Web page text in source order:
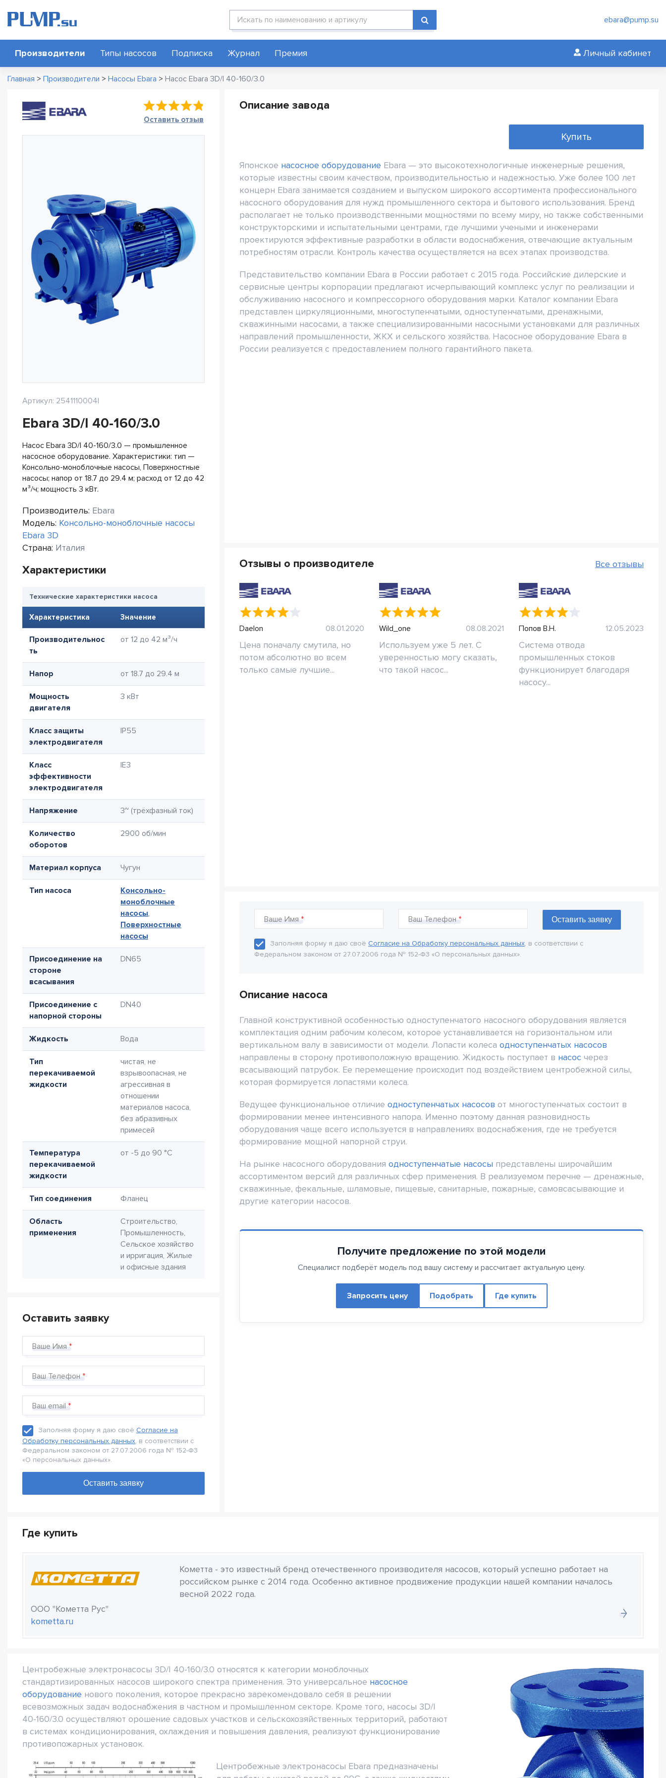
Поиск по каталогу ebara@pump.su
Производители Типы насосов Подписка Журнал Премия Личный кабинет
Главная > Производители > Насосы Ebara > Насос Ebara 3D/I 40-160/3.0
Оставить отзыв
Артикул: 2541110004I
Ebara 3D/I 40-160/3.0
Насос Ebara 3D/I 40-160/3.0 — промышленное
насосное оборудование. Характеристики: тип —
Консольно-моноблочные насосы, Поверхностные
насосы; напор от 18.7 до 29.4 м; расход от 12 до 42
м³/ч; мощность 3 кВт.
Производитель: Ebara
Модель: Консольно-моноблочные насосы
Ebara 3D
Страна: Италия
Характеристики
Технические характеристики насоса
Характеристика Значение
Производительнос
ть
от 12 до 42 м³/ч
Напор от 18.7 до 29.4 м
Мощность
двигателя
3 кВт
Класс защиты
электродвигателя
IP55
Класс
эффективности
электродвигателя
IE3
Напряжение 3~ (трёхфазный ток)
Количество
оборотов
2900 об/мин
Материал корпуса Чугун
Тип насоса
Консольно-
моноблочные
насосы,
Поверхностные
насосы
Присоединение на
стороне
всасывания
DN65
Присоединение с
напорной стороны
DN40
Жидкость Вода
Тип
перекачиваемой
жидкости
чистая, не
взрывоопасная, не
агрессивная в
отношении
материалов насоса,
без абразивных
примесей
Температура
перекачиваемой
жидкости
от -5 до 90 °C
Тип соединения Фланец
Область
применения
Строительство,
Промышленность,
Сельское хозяйство
и ирригация, Жилые
и офисные здания
Оставить заявку
Ваше Имя
Ваш Телефон
Ваш email
Заполняя форму я даю своё Согласие на
Обработку персональных данных, в соответствии с
Федеральном законом от 27.07.2006 года № 152-Ф3
«О персональных данных».
Описание завода
Купить
Японское насосное оборудование Ebara — это высокотехнологичные инженерные решения,
которые известны своим качеством, производительностью и надежностью. Уже более 100 лет
концерн Ebara занимается созданием и выпуском широкого ассортимента профессионального
насосного оборудования для нужд промышленного сектора и бытового использования. Бренд
располагает не только производственными мощностями по всему миру, но также собственными
конструкторскими и испытательными центрами, где лучшими учеными и инженерами
проектируются эффективные разработки в области водоснабжения, отвечающие актуальным
потребностям отрасли. Контроль качества осуществляется на всех этапах производства.
Представительство компании Ebara в России работает с 2015 года. Российские дилерские и
сервисные центры корпорации предлагают исчерпывающий комплекс услуг по реализации и
обслуживанию насосного и компрессорного оборудования марки. Каталог компании Ebara
представлен циркуляционными, многоступенчатыми, одноступенчатыми, дренажными,
скважинными насосами, а также специализированными насосными установками для различных
направлений промышленности, ЖКХ и сельского хозяйства. Насосное оборудование Ebara в
России реализуется с предоставлением полного гарантийного пакета.
Отзывы о производителе Все отзывы
Daelon 08.01.2020
Цена поначалу смутила, но
потом абсолютно во всем
только самые лучшие...
Wild_one 08.08.2021
Используем уже 5 лет. С
уверенностью могу сказать,
что такой насос...
Попов В.Н. 12.05.2023
Система отвода
промышленных стоков
функционирует благодаря
насосу...
Ваше Имя Ваш Телефон
Заполняя форму я даю своё Согласие на Обработку персональных данных, в соответствии с
Федеральном законом от 27.07.2006 года № 152-Ф3 «О персональных данных».
Описание насоса
Главной конструктивной особенностью одноступенчатого насосного оборудования является
комплектация одним рабочим колесом, которое устанавливается на горизонтальном или
вертикальном валу в зависимости от модели. Лопасти колеса одноступенчатых насосов
направлены в сторону противоположную вращению. Жидкость поступает в насос через
всасывающий патрубок. Ее перемещение происходит под воздействием центробежной силы,
которая формируется лопастями колеса.
Ведущее функциональное отличие одноступенчатых насосов от многоступенчатых состоит в
формировании менее интенсивного напора. Именно поэтому данная разновидность
оборудования чаще всего используется в направлениях водоснабжения, где не требуется
формирование мощной напорной струи.
На рынке насосного оборудования одноступенчатые насосы представлены широчайшим
ассортиментом версий для различных сфер применения. В реализуемом перечне — дренажные,
скважинные, фекальные, шламовые, пищевые, санитарные, пожарные, самовсасывающие и
другие категории насосов.
Получите предложение по этой модели
Специалист подберёт модель под вашу систему и рассчитает актуальную цену.
Запросить цену Подобрать Где купить
Где купить
ООО "Кометта Рус"
kometta.ru
Кометта - это известный бренд отечественного производителя насосов, который успешно работает на
российском рынке с 2014 года. Особенно активное продвижение продукции нашей компании началось
весной 2022 года.
Центробежные электронасосы 3D/I 40-160/3.0 относятся к категории моноблочных
стандартизированных насосов широкого спектра применения. Это универсальное насосное
оборудование нового поколения, которое прекрасно зарекомендовало себя в решении
всевозможных задач водоснабжения в частном и промышленном секторе. Кроме того, насосы 3D/I
40-160/3.0 осуществляют орошение садовых участков и сельскохозяйственных территорий, работают
в системах кондиционирования, охлаждения и повышения давления, реализуют функционирование
противопожарных установок.
Центробежные электронасосы Ebara предназначены